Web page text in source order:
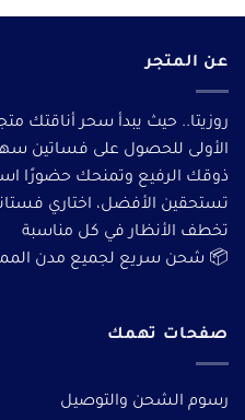
عن المتجر
روزيتا.. حيث يبدأ سحر أناقتك
الأولى للحصول على فساتين
ذوقك الرفيع وتمنحك حضورًا
تستحقين الأفضل، اختاري
تخطف الأنظار في كل مناسبة
📦 شحن سريع لجميع مدن
صفحات تهمك
رسوم الشحن والتوصيل